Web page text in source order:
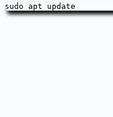
sudo apt update